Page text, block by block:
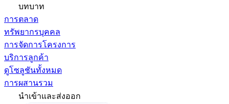
บทบาท
การตลาด
ทรัพยากรบุคคล
การจัดการโครงการ
บริการลูกค้า
ดูโซลูชันทั้งหมด
การผสานรวม
นำเข้าและส่งออก